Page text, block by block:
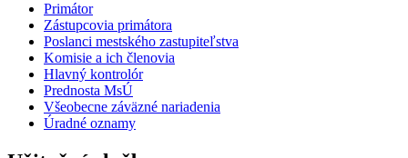
Primátor
Zástupcovia primátora
Poslanci mestského zastupiteľstva
Komisie a ich členovia
Hlavný kontrolór
Prednosta MsÚ
Všeobecne záväzné nariadenia
Úradné oznamy